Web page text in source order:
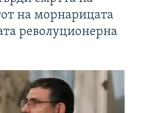
на морнарицата
револуционерна